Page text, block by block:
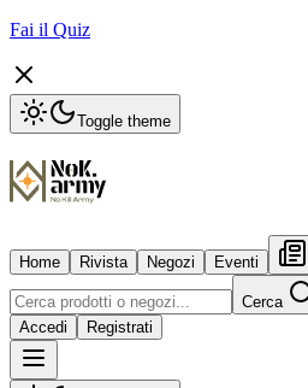
Fai il Quiz
Toggle theme
Home Rivista Negozi Eventi
Cerca
Accedi
Registrati